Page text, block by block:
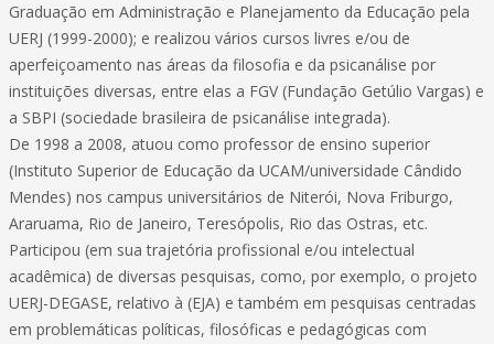
Graduação em Administração e Planejamento da Educação pela
UERJ (1999-2000); e realizou vários cursos livres e/ou de
aperfeiçoamento nas áreas da filosofia e da psicanálise por
instituições diversas, entre elas a FGV (Fundação Getúlio Vargas) e
a SBPI (sociedade brasileira de psicanálise integrada).
De 1998 a 2008, atuou como professor de ensino superior
(Instituto Superior de Educação da UCAM/universidade Cândido
Mendes) nos campus universitários de Niterói, Nova Friburgo,
Araruama, Rio de Janeiro, Teresópolis, Rio das Ostras, etc.
Participou (em sua trajetória profissional e/ou intelectual
acadêmica) de diversas pesquisas, como, por exemplo, o projeto
UERJ-DEGASE, relativo à (EJA) e também em pesquisas centradas
em problemáticas políticas, filosóficas e pedagógicas com